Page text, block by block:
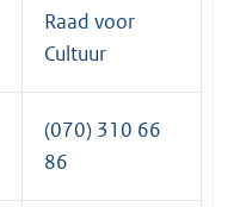
Raad voor
Cultuur
(070) 310 66
86